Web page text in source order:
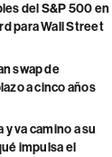
del S&P 500 en
para Wall Street
swap de
a cinco años
va camino a su
impulsa el